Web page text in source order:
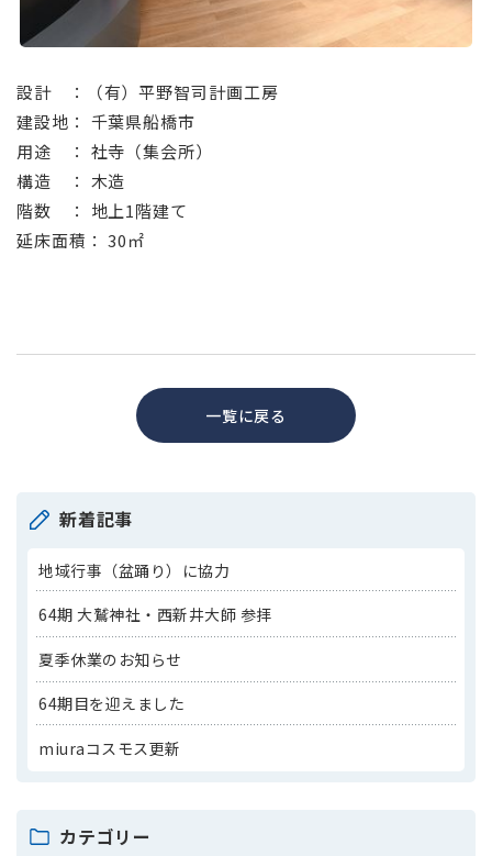
設計 ：（有）平野智司計画工房
建設地： 千葉県船橋市
用途 ： 社寺（集会所）
構造 ： 木造
階数 ： 地上1階建て
延床面積： 30㎡
一覧に戻る
新着記事
地域行事（盆踊り）に協力
64期 大鷲神社・西新井大師 参拝
夏季休業のお知らせ
64期目を迎えました
miuraコスモス更新
カテゴリー